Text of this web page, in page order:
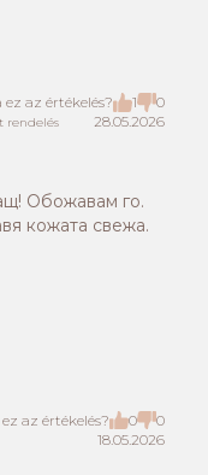
az értékelés? 1 0
rendelés 28.05.2026
Обожавам го.
кожата свежа.
az értékelés? 0 0
18.05.2026